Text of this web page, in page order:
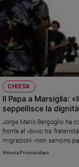
Caso
della
settimana
Diversità
e
inclusione
Costume
Cultura
e
spettacoli
Sanremo
2026
CHIESA
Il Papa a Marsiglia:
seppellisce la
Jorge Mario Bergoglio ha
fronte al «bivio tra
migrazioni «non servono
soccorse. Gesti di odio
Vittoria Prisciandaro